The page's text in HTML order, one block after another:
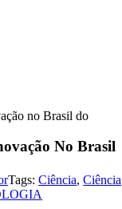
no Brasil do
No Brasil
Tags:Ciência,Ciência